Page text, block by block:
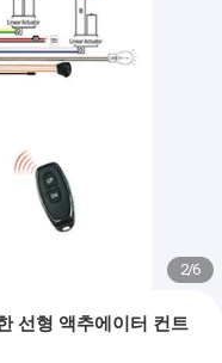
2/6
선형 액추에이터 컨트